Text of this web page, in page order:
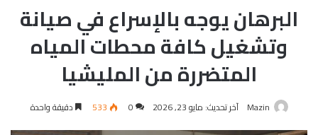
البرهان يوجه بالإسراع في صيانة
وتشغيل كافة محطات المياه
المتضررة من المليشيا
Mazin آخر تحديث: مايو 23, 2026 0
533 دقيقة واحدة